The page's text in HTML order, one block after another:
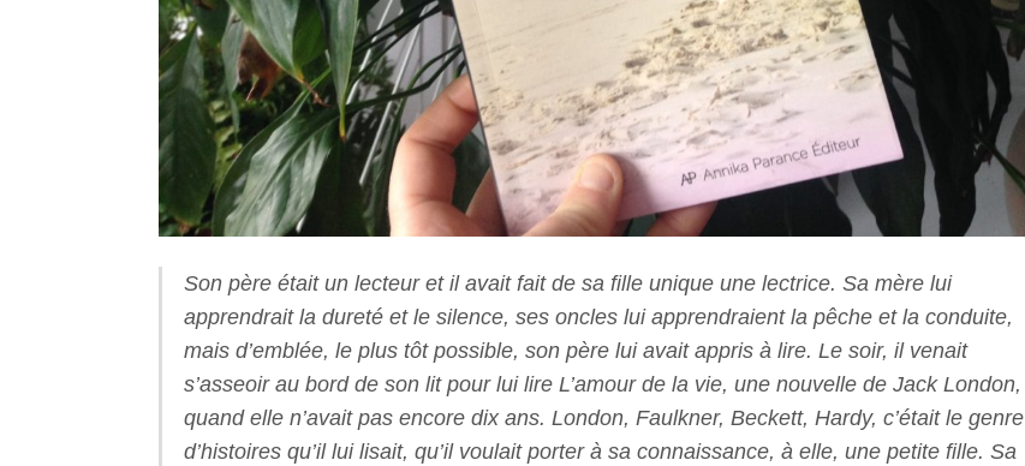
Son père était un lecteur et il avait fait de sa fille unique une lectrice. Sa mère lui
apprendrait la dureté et le silence, ses oncles lui apprendraient la pêche et la conduite,
mais d’emblée, le plus tôt possible, son père lui avait appris à lire. Le soir, il venait
s’asseoir au bord de son lit pour lui lire L’amour de la vie, une nouvelle de Jack London,
quand elle n’avait pas encore dix ans. London, Faulkner, Beckett, Hardy, c’était le genre
d’histoires qu’il lui lisait, qu’il voulait porter à sa connaissance, à elle, une petite fille. Sa